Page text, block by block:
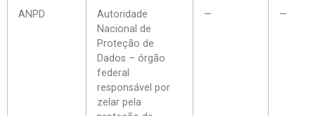
ANPD
Autoridade
Nacional de
Proteção de
Dados – órgão
federal
responsável por
zelar pela
— —